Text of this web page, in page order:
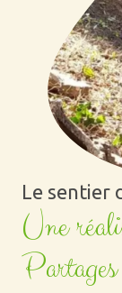
Le sentier
Une
Partages